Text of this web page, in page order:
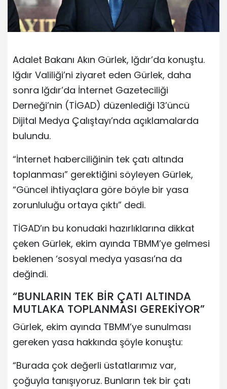
Adalet Bakanı Akın Gürlek, Iğdır’da konuştu.
Iğdır Valiliği’ni ziyaret eden Gürlek, daha
sonra Iğdır’da İnternet Gazeteciliği
Derneği’nin (TİGAD) düzenlediği 13’üncü
Dijital Medya Çalıştayı’nda açıklamalarda
bulundu.
“İnternet haberciliğinin tek çatı altında
toplanması” gerektiğini söyleyen Gürlek,
“Güncel ihtiyaçlara göre böyle bir yasa
zorunluluğu ortaya çıktı” dedi.
TİGAD’ın bu konudaki hazırlıklarına dikkat
çeken Gürlek, ekim ayında TBMM’ye gelmesi
beklenen ‘sosyal medya yasası’na da
değindi.
“BUNLARIN TEK BİR ÇATI ALTINDA
MUTLAKA TOPLANMASI GEREKİYOR”
Gürlek, ekim ayında TBMM’ye sunulması
gereken yasa hakkında şöyle konuştu:
“Burada çok değerli üstatlarımız var,
çoğuyla tanışıyoruz. Bunların tek bir çatı